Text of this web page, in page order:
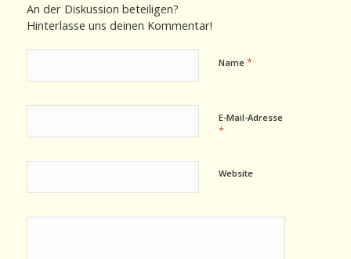
An der Diskussion beteiligen?
Hinterlasse uns deinen Kommentar!
Name *
E-Mail-Adresse
*
Website